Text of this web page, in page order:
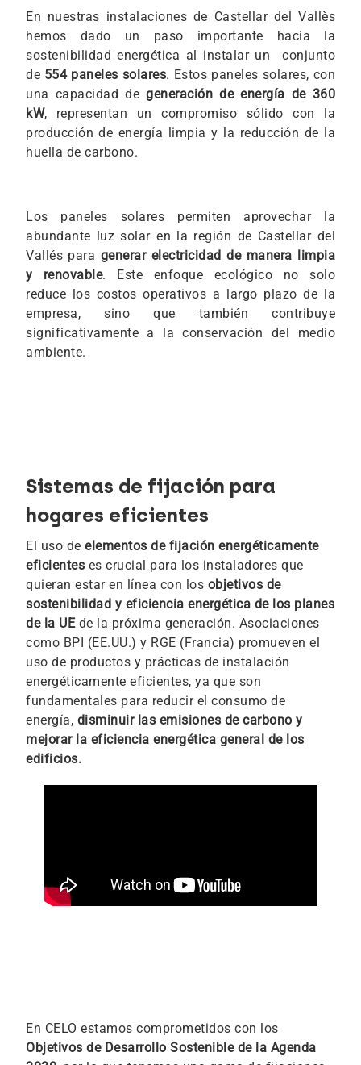
En nuestras instalaciones de Castellar del Vallès
hemos dado un paso importante hacia la
sostenibilidad energética al instalar un conjunto
de 554 paneles solares. Estos paneles solares, con
una capacidad de generación de energía de 360
kW, representan un compromiso sólido con la
producción de energía limpia y la reducción de la
huella de carbono.
Los paneles solares permiten aprovechar la
abundante luz solar en la región de Castellar del
Vallés para generar electricidad de manera limpia
y renovable. Este enfoque ecológico no solo
reduce los costos operativos a largo plazo de la
empresa, sino que también contribuye
significativamente a la conservación del medio
ambiente.
Sistemas de fijación para
hogares eficientes
El uso de elementos de fijación energéticamente
eficientes es crucial para los instaladores que
quieran estar en línea con los objetivos de
sostenibilidad y eficiencia energética de los planes
de la UEde la próxima generación. Asociaciones
como BPI (EE.UU.) y RGE (Francia) promueven el
uso de productos y prácticas de instalación
energéticamente eficientes, ya que son
fundamentales para reducir el consumo de
energía, disminuir las emisiones de carbono y
mejorar la eficiencia energética general de los
edificios.
En CELO estamos comprometidos con los
Objetivos de Desarrollo Sostenible de la Agenda